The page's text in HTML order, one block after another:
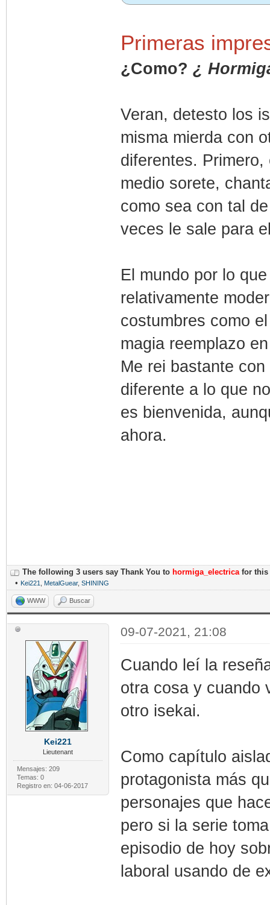
Primeras
¿Como? ¿
Veran, detesto los
misma mierda con
diferentes.
medio sorete,
como sea con tal
veces le sale para
El mundo por lo
relativamente
costumbres como
magia reemplazo
Me rei bastante
diferente a lo que
es bienvenida,
ahora.
The following 3 users say Thank You to hormiga_electrica for this
• Kei221 MetalGuear, SHINING
WWW Buscar
Kei221
Lieutenant
Mensajes: 209
Temas: 0
Registro en: 04-06-2017
09-07-2021, 21:08
Cuando leí la
otra cosa y cuando
otro isekai.
Como capítulo
protagonista más
personajes que
pero si la serie
episodio de hoy
laboral usando de